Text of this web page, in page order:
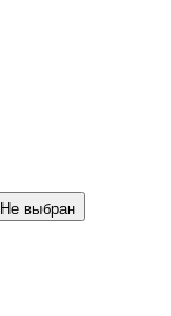
Не выбран